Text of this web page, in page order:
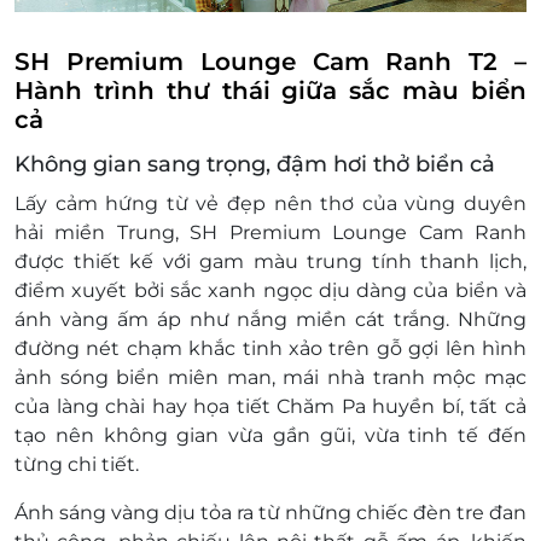
Số lượng E-Voucher áp dụng:
01 voucher/khách/1 lượt sử dụng
Áp dụng nhiều voucher trên 1 hóa đơn
tại phòng chờ
Dịch vụ không bao gồm: Chi phí cá nhân và các
chi phí phát sinh khác
Chính sách phụ thu trẻ em:
Miễn phí tối đa cho 02 trẻ em dưới 5 tuổi đi
kèm cùng mỗi người lớn sử dụng dịch vụ
Phòng khách.
Trẻ em dưới 5 tuổi thứ ba trở đi và Trẻ em từ
5 tuổi đến 12 tuổi mức phí bằng 50% đơn giá
niêm yết/trẻ em.
Hành khách trên 12 tuổi được tính như quy
Các trường hợp người đi kèm, nếu không
SH Premium Lounge Cam Ranh T2 –
Hành trình thư thái giữa sắc màu biển
cả
Không gian sang trọng, đậm hơi thở biển cả
Lấy cảm hứng từ vẻ đẹp nên thơ của vùng duyên
hải miền Trung, SH Premium Lounge Cam Ranh
được thiết kế vớigam màu trung tính thanh lịch,
điểm xuyết bởi sắc xanh ngọc dịu dàng của biển và
ánh vàng ấm áp như nắng miền cát trắng. Những
đường nét chạm khắc tinh xảo trên gỗ gợi lên hình
ảnh sóng biển miên man, mái nhà tranh mộc mạc
của làng chài hay họa tiếtChăm Pa huyền bí, tất cả
tạo nên không gian vừa gần gũi, vừa tinh tế đến
từng chi tiết.
Ánh sáng vàng dịu tỏa ra từ những chiếc đèn tre đan